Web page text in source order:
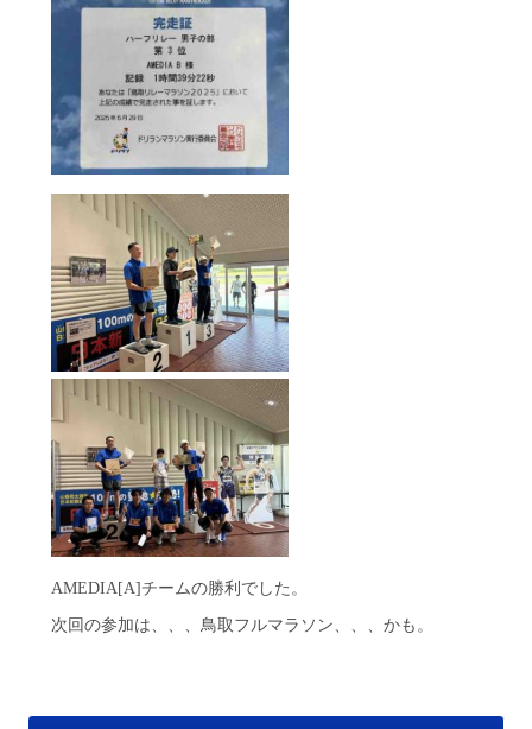
AMEDIA[A]チームの勝利でした。
次回の参加は、、、鳥取フルマラソン、、、かも。